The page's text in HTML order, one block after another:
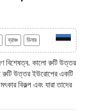
ব্রাঞ্চ ডিনার
বিশেষত্ব. কালো রুটি উত্তর
রুটি উত্তর ইউরোপের একটি
বিকল্প এবং যারা তাদের